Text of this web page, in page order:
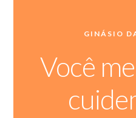
GINÁSIO
Você